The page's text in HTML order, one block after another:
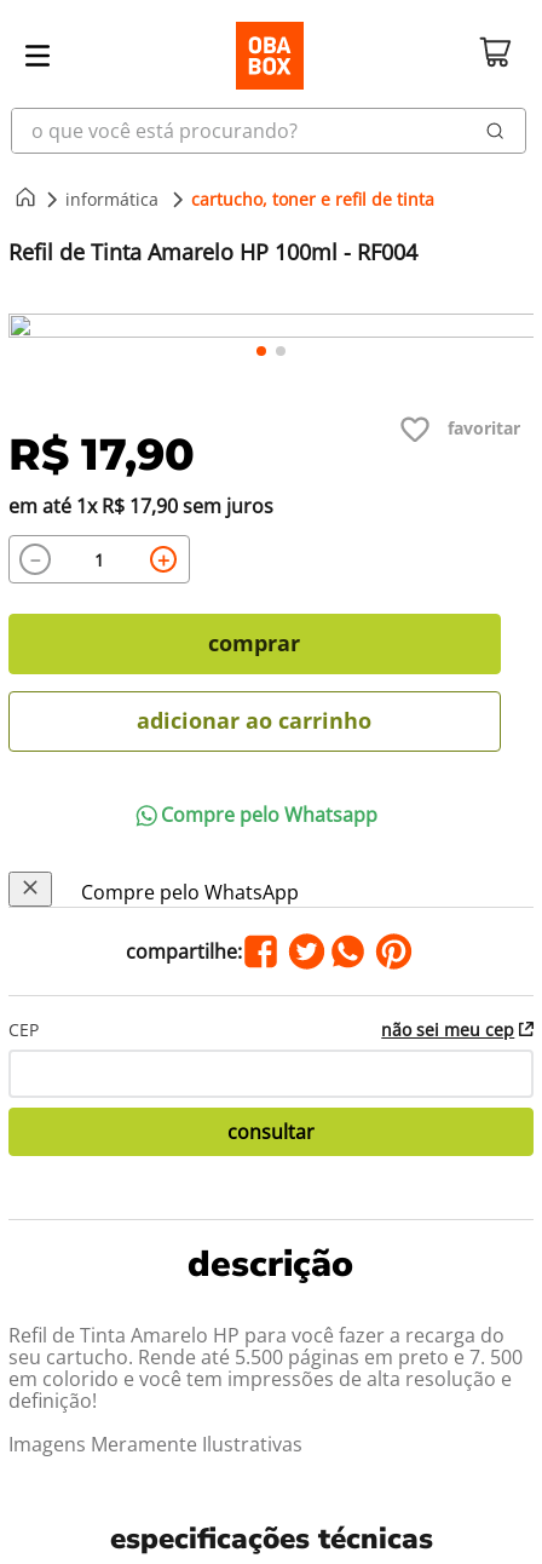
o que você está procurando?
informática cartucho, toner e refil de tinta
Refil de Tinta Amarelo HP 100ml - RF004
R$ 17,90
em até 1xR$ 17,90sem juros
＋
－
comprar
adicionar ao carrinho
Compre pelo Whatsapp
Compre pelo WhatsApp
CEP não sei meu cep
Refil de Tinta Amarelo HP para você fazer a recarga do
seu cartucho. Rende até 5.500 páginas em preto e 7. 500
em colorido e você tem impressões de alta resolução e
definição!
Imagens Meramente Ilustrativas
especificações técnicas